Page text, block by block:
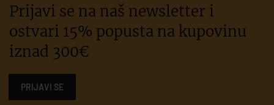
Prijavi se na naš newsletter i
ostvari 15% popusta na kupovinu
iznad 300€
PRIJAVI SE